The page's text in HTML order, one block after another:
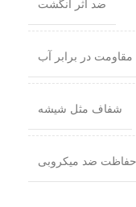
ضد اثر انگشت
در برابر آب
شفاف مثل شیشه
حفاظت ضد میکروبی